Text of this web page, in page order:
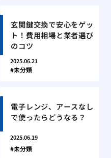
玄関鍵交換で安心をゲッ
ト！費用相場と業者選び
のコツ
2025.06.21
未分類
電子レンジ、アースなし
で使ったらどうなる？
2025.06.19
未分類